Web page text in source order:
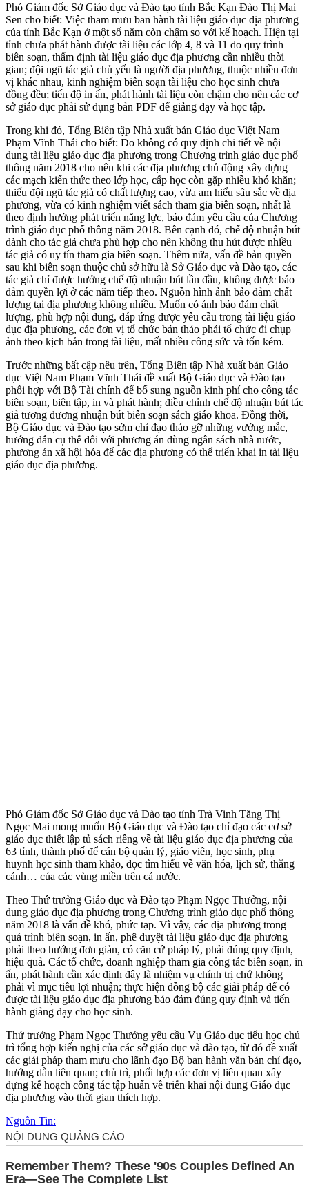
Phó Giám đốc Sở Giáo dục và Ðào tạo tỉnh Bắc Kạn Ðào Thị Mai
Sen cho biết: Việc tham mưu ban hành tài liệu giáo dục địa phương
của tỉnh Bắc Kạn ở một số năm còn chậm so với kế hoạch. Hiện tại
tỉnh chưa phát hành được tài liệu các lớp 4, 8 và 11 do quy trình
biên soạn, thẩm định tài liệu giáo dục địa phương cần nhiều thời
gian; đội ngũ tác giả chủ yếu là người địa phương, thuộc nhiều đơn
vị khác nhau, kinh nghiệm biên soạn tài liệu cho học sinh chưa
đồng đều; tiến độ in ấn, phát hành tài liệu còn chậm cho nên các cơ
sở giáo dục phải sử dụng bản PDF để giảng dạy và học tập.
Trong khi đó, Tổng Biên tập Nhà xuất bản Giáo dục Việt Nam
Phạm Vĩnh Thái cho biết: Do không có quy định chi tiết về nội
dung tài liệu giáo dục địa phương trong Chương trình giáo dục phổ
thông năm 2018 cho nên khi các địa phương chủ động xây dựng
các mạch kiến thức theo lớp học, cấp học còn gặp nhiều khó khăn;
thiếu đội ngũ tác giả có chất lượng cao, vừa am hiểu sâu sắc về địa
phương, vừa có kinh nghiệm viết sách tham gia biên soạn, nhất là
theo định hướng phát triển năng lực, bảo đảm yêu cầu của Chương
trình giáo dục phổ thông năm 2018. Bên cạnh đó, chế độ nhuận bút
dành cho tác giả chưa phù hợp cho nên không thu hút được nhiều
tác giả có uy tín tham gia biên soạn. Thêm nữa, vấn đề bản quyền
sau khi biên soạn thuộc chủ sở hữu là Sở Giáo dục và Ðào tạo, các
tác giả chỉ được hưởng chế độ nhuận bút lần đầu, không được bảo
đảm quyền lợi ở các năm tiếp theo. Nguồn hình ảnh bảo đảm chất
lượng tại địa phương không nhiều. Muốn có ảnh bảo đảm chất
lượng, phù hợp nội dung, đáp ứng được yêu cầu trong tài liệu giáo
dục địa phương, các đơn vị tổ chức bản thảo phải tổ chức đi chụp
ảnh theo kịch bản trong tài liệu, mất nhiều công sức và tốn kém.
Trước những bất cập nêu trên, Tổng Biên tập Nhà xuất bản Giáo
dục Việt Nam Phạm Vĩnh Thái đề xuất Bộ Giáo dục và Ðào tạo
phối hợp với Bộ Tài chính để bổ sung nguồn kinh phí cho công tác
biên soạn, biên tập, in và phát hành; điều chỉnh chế độ nhuận bút tác
giả tương đương nhuận bút biên soạn sách giáo khoa. Ðồng thời,
Bộ Giáo dục và Ðào tạo sớm chỉ đạo tháo gỡ những vướng mắc,
hướng dẫn cụ thể đối với phương án dùng ngân sách nhà nước,
phương án xã hội hóa để các địa phương có thể triển khai in tài liệu
giáo dục địa phương.
Phó Giám đốc Sở Giáo dục và Ðào tạo tỉnh Trà Vinh Tăng Thị
Ngọc Mai mong muốn Bộ Giáo dục và Ðào tạo chỉ đạo các cơ sở
giáo dục thiết lập tủ sách riêng về tài liệu giáo dục địa phương của
63 tỉnh, thành phố để cán bộ quản lý, giáo viên, học sinh, phụ
huynh học sinh tham khảo, đọc tìm hiểu về văn hóa, lịch sử, thắng
cảnh… của các vùng miền trên cả nước.
Theo Thứ trưởng Giáo dục và Ðào tạo Phạm Ngọc Thưởng, nội
dung giáo dục địa phương trong Chương trình giáo dục phổ thông
năm 2018 là vấn đề khó, phức tạp. Vì vậy, các địa phương trong
quá trình biên soạn, in ấn, phê duyệt tài liệu giáo dục địa phương
phải theo hướng đơn giản, có căn cứ pháp lý, phải đúng quy định,
hiệu quả. Các tổ chức, doanh nghiệp tham gia công tác biên soạn, in
ấn, phát hành cần xác định đây là nhiệm vụ chính trị chứ không
phải vì mục tiêu lợi nhuận; thực hiện đồng bộ các giải pháp để có
được tài liệu giáo dục địa phương bảo đảm đúng quy định và tiến
hành giảng dạy cho học sinh.
Thứ trưởng Phạm Ngọc Thưởng yêu cầu Vụ Giáo dục tiểu học chủ
trì tổng hợp kiến nghị của các sở giáo dục và đào tạo, từ đó đề xuất
các giải pháp tham mưu cho lãnh đạo Bộ ban hành văn bản chỉ đạo,
hướng dẫn liên quan; chủ trì, phối hợp các đơn vị liên quan xây
dựng kế hoạch công tác tập huấn về triển khai nội dung Giáo dục
địa phương vào thời gian thích hợp.
Nguồn Tin: